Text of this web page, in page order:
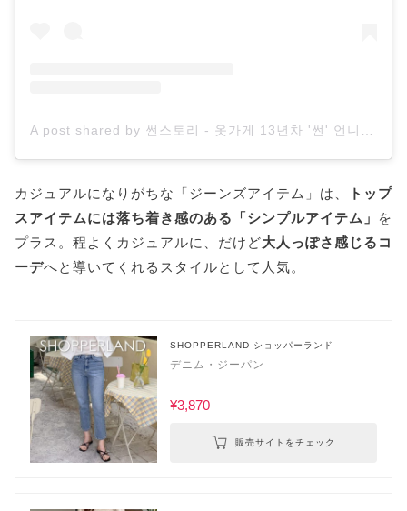
カジュアルになりがちな「ジーンズアイテム」は、
トップ
スアイテムには落ち着き感のある「シンプルアイテム」
を
プラス。程よくカジュアルに、だけど大人っぽさ感じるコ
ーデへと導いてくれるスタイルとして人気。
SHOPPERLAND ショッパーランド
デニム・ジーパン
¥3,870
販売サイトをチェック